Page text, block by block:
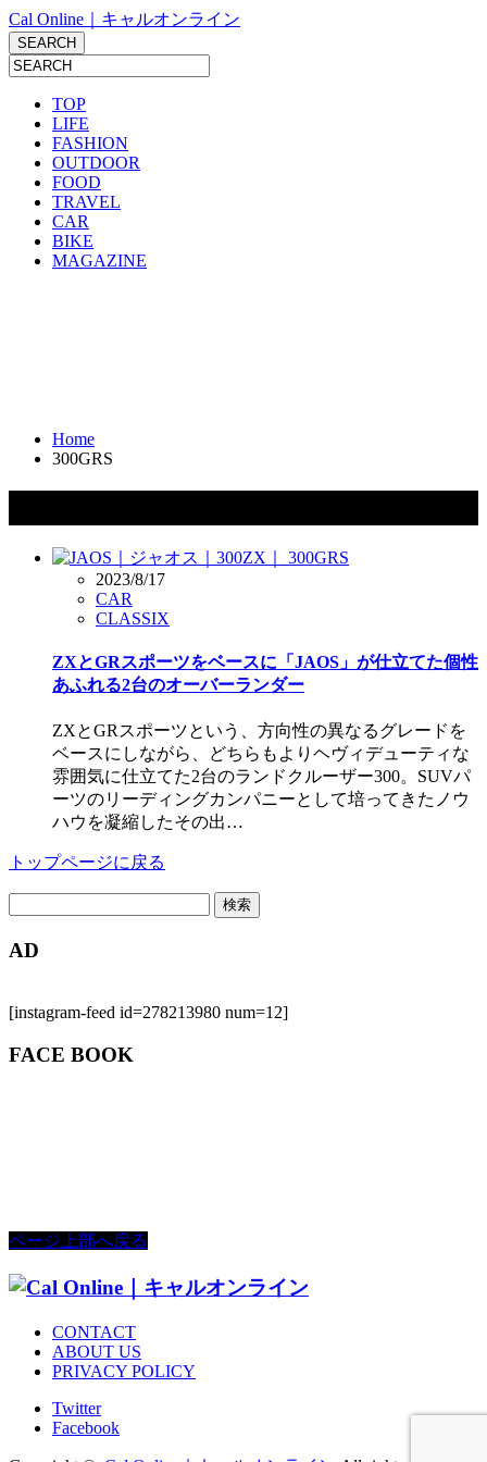
Cal Online｜キャルオンライン
TOP
LIFE
FASHION
OUTDOOR
FOOD
TRAVEL
CAR
BIKE
MAGAZINE
Home
300GRS
2023/8/17
CAR
CLASSIX
ZXとGRスポーツをベースに「JAOS」が仕立てた個性
あふれる2台のオーバーランダー
ZXとGRスポーツという、方向性の異なるグレードを
ベースにしながら、どちらもよりヘヴィデューティな
雰囲気に仕立てた2台のランドクルーザー300。SUVパ
ーツのリーディングカンパニーとして培ってきたノウ
ハウを凝縮したその出…
トップページに戻る
AD
[instagram-feed id=278213980 num=12]
FACE BOOK
ページ上部へ戻る
CONTACT
ABOUT US
PRIVACY POLICY
Twitter
Facebook